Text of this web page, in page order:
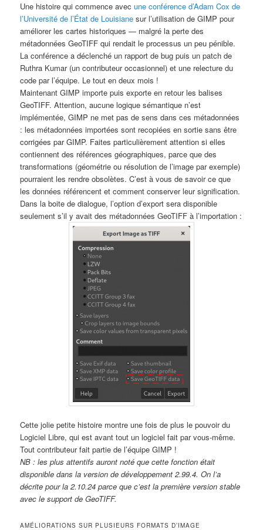
Une histoire qui commence avecune conférence d’Adam Cox de
l’Université de l’État de Louisiane sur l’utilisation de GIMP pour
améliorer les cartes historiques — malgré la perte des
métadonnées GeoTIFF qui rendait le processus un peu pénible.
La conférence a déclenché un rapport de bug puis un patch de
Ruthra Kumar (un contributeur occasionnel) et une relecture du
code par l’équipe. Le tout en deux mois !
Maintenant GIMP importe puis exporte en retour les balises
GeoTIFF. Attention, aucune logique sémantique n’est
implémentée, GIMP ne met pas de sens dans ces métadonnées
: les métadonnées importées sont recopiées en sortie sans être
corrigées par GIMP. Faites particulièrement attention si elles
contiennent des références géographiques, parce que des
transformations (géométrie ou résolution de l’image par exemple)
pourraient les rendre obsolètes. C’est à vous de savoir ce que
les données référencent et comment conserver leur signification.
Dans la boite de dialogue, l’option d’export sera disponible
seulement s’il y avait des métadonnées GeoTIFF à l’importation :
Cette jolie petite histoire montre une fois de plus le pouvoir du
Logiciel Libre, qui est avant tout un logiciel fait par vous-même.
Tout contributeur fait partie de l’équipe GIMP !
NB : les plus attentifs auront noté que cette fonction était
disponible dans la version de développement 2.99.4. On l’a
décrite pour la 2.10.24 parce que c’est la première version stable
avec le support de GeoTIFF.
AMÉLIORATIONS SUR PLUSIEURS FORMATS D’IMAGE